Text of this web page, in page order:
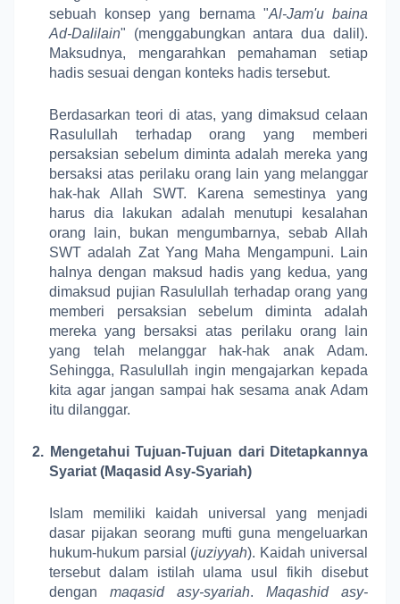
sebuah konsep yang bernama "Al-Jam'u baina
Ad-Dalilain" (menggabungkan antara dua dalil).
Maksudnya, mengarahkan pemahaman setiap
hadis sesuai dengan konteks hadis tersebut.
Berdasarkan teori di atas, yang dimaksud celaan
Rasulullah terhadap orang yang memberi
persaksian sebelum diminta adalah mereka yang
bersaksi atas perilaku orang lain yang melanggar
hak-hak Allah SWT. Karena semestinya yang
harus dia lakukan adalah menutupi kesalahan
orang lain, bukan mengumbarnya, sebab Allah
SWT adalah Zat Yang Maha Mengampuni. Lain
halnya dengan maksud hadis yang kedua, yang
dimaksud pujian Rasulullah terhadap orang yang
memberi persaksian sebelum diminta adalah
mereka yang bersaksi atas perilaku orang lain
yang telah melanggar hak-hak anak Adam.
Sehingga, Rasulullah ingin mengajarkan kepada
kita agar jangan sampai hak sesama anak Adam
itu dilanggar.
2. Mengetahui Tujuan-Tujuan dari Ditetapkannya
Syariat (Maqasid Asy-Syariah)
Islam memiliki kaidah universal yang menjadi
dasar pijakan seorang mufti guna mengeluarkan
hukum-hukum parsial (juziyyah). Kaidah universal
tersebut dalam istilah ulama usul fikih disebut
dengan maqasid asy-syariah.Maqashid asy-